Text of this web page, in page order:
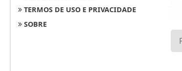
TERMOS DE USO E PRIVACIDADE
SOBRE